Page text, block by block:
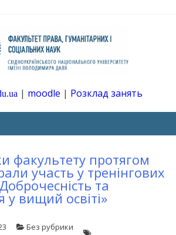
І
| moodle | Розклад занять
факультету протягом
участь у тренінгових
та
у вищий освіті»
Без рубрики